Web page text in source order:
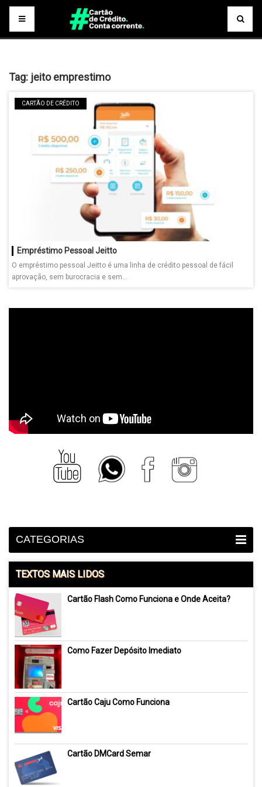
Tag: jeito emprestimo
CARTÃO DE CRÉDITO
Empréstimo Pessoal Jeitto
O empréstimo pessoal Jeitto é uma linha de crédito pessoal de fácil
aprovação, sem burocracia e sem...
CATEGORIAS
TEXTOS MAIS LIDOS
Cartão Flash Como Funciona e Onde Aceita?
Como Fazer Depósito Imediato
Cartão Caju Como Funciona
Cartão DMCard Semar